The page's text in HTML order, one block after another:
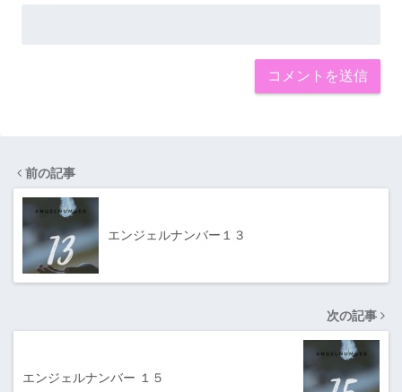
前の記事
エンジェルナンバー１３
次の記事
エンジェルナンバー １５